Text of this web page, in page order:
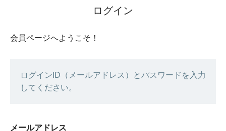
ログイン
会員ページへようこそ！
ログインID（メールアドレス）とパスワードを入力
してください。
メールアドレス